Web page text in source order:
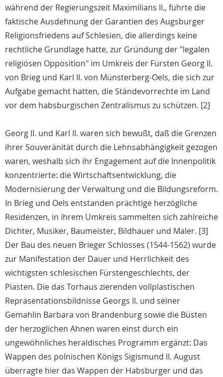
während der Regierungszeit Maximilians II., führte die
faktische Ausdehnung der Garantien des Augsburger
Religionsfriedens auf Schlesien, die allerdings keine
rechtliche Grundlage hatte, zur Gründung der "legalen
religiösen Opposition" im Umkreis der Fürsten Georg II.
von Brieg und Karl II. von Münsterberg-Oels, die sich zur
Aufgabe gemacht hatten, die Ständevorrechte im Land
vor dem habsburgischen Zentralismus zu schützen. [2]
Georg II. und Karl II. waren sich bewußt, daß die Grenzen
ihrer Souveränität durch die Lehnsabhängigkeit gezogen
waren, weshalb sich ihr Engagement auf die Innenpolitik
konzentrierte: die Wirtschaftsentwicklung, die
Modernisierung der Verwaltung und die Bildungsreform.
In Brieg und Oels entstanden prächtige herzögliche
Residenzen, in ihrem Umkreis sammelten sich zahlreiche
Dichter, Musiker, Baumeister, Bildhauer und Maler. [3]
Der Bau des neuen Brieger Schlosses (1544-1562) wurde
zur Manifestation der Dauer und Herrlichkeit des
wichtigsten schlesischen Fürstengeschlechts, der
Piasten. Die das Torhaus zierenden vollplastischen
Repräsentationsbildnisse Georgs II. und seiner
Gemahlin Barbara von Brandenburg sowie die Büsten
der herzoglichen Ahnen waren einst durch ein
ungewöhnliches heraldisches Programm ergänzt: Das
Wappen des polnischen Königs Sigismund II. August
überragte hier das Wappen der Habsburger und das